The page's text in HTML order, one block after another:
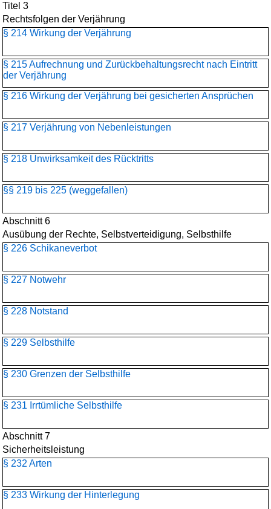
Titel 3
Rechtsfolgen der Verjährung
§ 214 Wirkung der Verjährung
§ 215 Aufrechnung und Zurückbehaltungsrecht nach Eintritt
der Verjährung
§ 216 Wirkung der Verjährung bei gesicherten Ansprüchen
§ 217 Verjährung von Nebenleistungen
§ 218 Unwirksamkeit des Rücktritts
§§ 219 bis 225 (weggefallen)
Abschnitt 6
Ausübung der Rechte, Selbstverteidigung, Selbsthilfe
§ 226 Schikaneverbot
§ 227 Notwehr
§ 228 Notstand
§ 229 Selbsthilfe
§ 230 Grenzen der Selbsthilfe
§ 231 Irrtümliche Selbsthilfe
Abschnitt 7
Sicherheitsleistung
§ 232 Arten
§ 233 Wirkung der Hinterlegung